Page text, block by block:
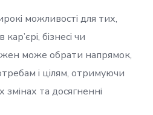
можливості для тих,
бізнесі чи
може обрати напрямок,
і цілям, отримуючи
та досягненні